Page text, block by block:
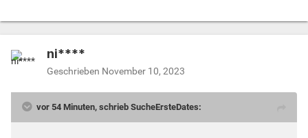
ni****
Geschrieben November 10, 2023
vor 54 Minuten, schrieb SucheErsteDates: